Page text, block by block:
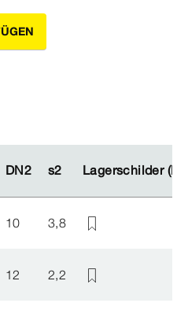
DN2 s2 Lagerschilder
DN2 s2 Lagerschilder
10 3,8
12 2,2